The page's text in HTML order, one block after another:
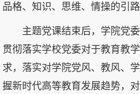
品格、知识、思维、情操的引路
主题党课结束后，学院党
贯彻落实学校党委对于教育教
求，落实对学院党风、教风、
握新时代高等教育发展趋势，